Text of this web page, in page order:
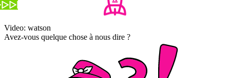
Video: watson
Avez-vous quelque chose à nous dire ?